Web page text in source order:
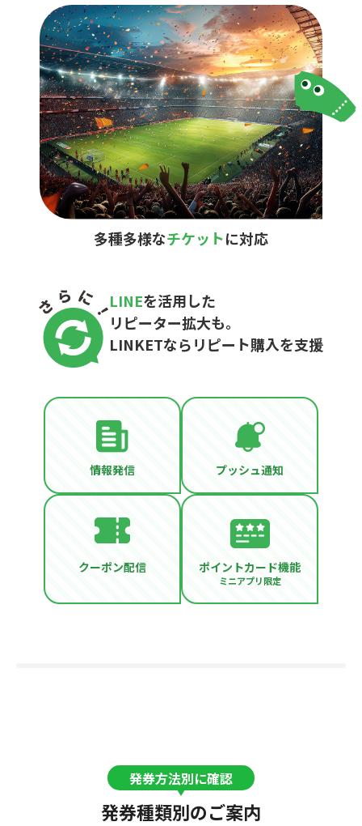
多種多様なチケットに対応
LINEを活用した
リピーター拡大も。
LINKETならリピート購入を支援
情報発信 プッシュ通知
クーポン配信 ポイントカード機能
ミニアプリ限定
発券方法別に確認
発券種類別のご案内